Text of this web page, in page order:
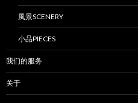
風景SCENERY
小品PIECES
我们的服务
关于